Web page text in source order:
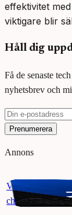
effektivitet
viktigare blir
Håll dig
Få de senaste
nyhetsbrev och
Prenumerera
Annons
Vinn ett
chansen att